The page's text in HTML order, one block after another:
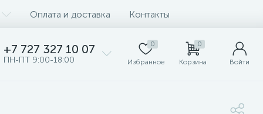
Оплата и доставка Контакты
+7 727 327 10 07
ПН-ПТ 9:00-18:00
0
Избранное
0
Корзина Войти